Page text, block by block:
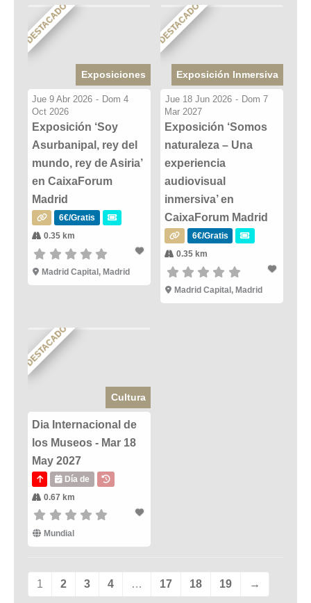
DESTACADO
Exposiciones
Jue 9 Abr 2026 - Dom 4
Oct 2026
Exposición ‘Soy
Asurbanipal, rey del
mundo, rey de Asiria’
en CaixaForum
Madrid
6€/Gratis
0.35 km
Madrid Capital, Madrid
DESTACADO
Exposición Inmersiva
Jue 18 Jun 2026 - Dom 7
Mar 2027
Exposición ‘Somos
naturaleza – Una
experiencia
audiovisual
inmersiva’ en
CaixaForum Madrid
6€/Gratis
0.35 km
Madrid Capital, Madrid
DESTACADO
Cultura
Dia Internacional de
los Museos - Mar 18
May 2027
Día de
0.67 km
Mundial
1 2 3 4 … 17 18 19 →